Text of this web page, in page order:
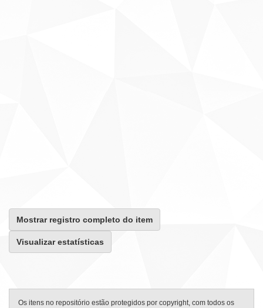
Mostrar registro completo do item
Visualizar estatísticas
Os itens no repositório estão protegidos por copyright, com todos os